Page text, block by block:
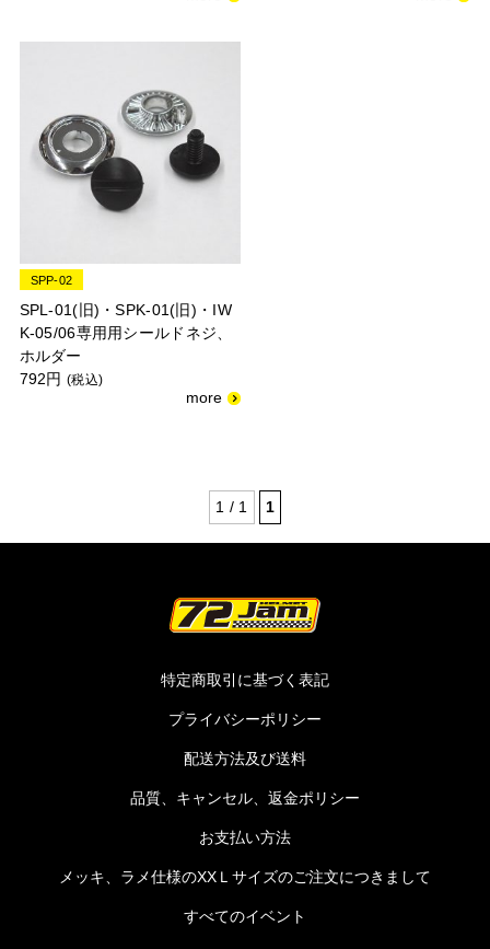
SPP-02
SPL-01(旧)・SPK-01(旧)・IW
K-05/06専用用シールドネジ、
ホルダー
792円(税込)
1 / 1 1
特定商取引に基づく表記
プライバシーポリシー
配送方法及び送料
品質、キャンセル、返金ポリシー
お支払い方法
メッキ、ラメ仕様のXXＬサイズのご注文につきまして
すべてのイベント